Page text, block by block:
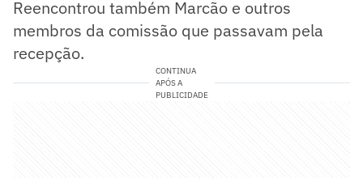
Reencontrou também Marcão e outros
membros da comissão que passavam pela
recepção.
CONTINUA
APÓS A
PUBLICIDADE